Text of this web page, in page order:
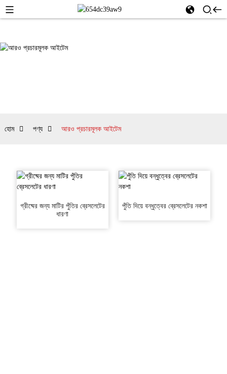
হোম পণ্য আরও প্রচারমূলক আইটেম
গ্রীষ্মের জন্য মাটির পুঁতির ব্রেসলেটের
ধারণা
পুঁতি দিয়ে বন্ধুত্বের ব্রেসলেটের নকশা